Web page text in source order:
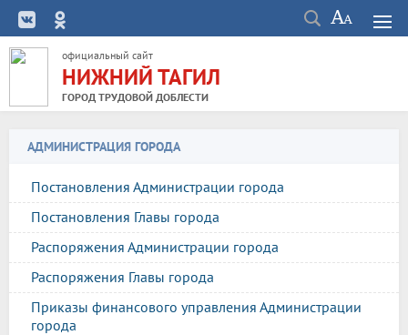
официальный сайт
НИЖНИЙ ТАГИЛ
ГОРОД ТРУДОВОЙ ДОБЛЕСТИ
АДМИНИСТРАЦИЯ ГОРОДА
Постановления Администрации города
Постановления Главы города
Распоряжения Администрации города
Распоряжения Главы города
Приказы финансового управления Администрации
города